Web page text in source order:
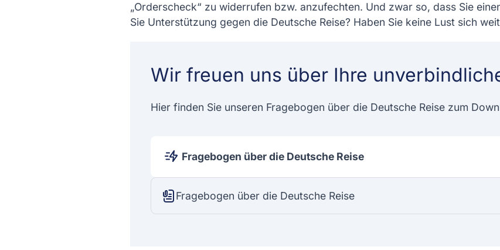
„Orderscheck“ zu widerrufen bzw. anzufechten. Und zwar so, dass Sie
Sie Unterstützung gegen die Deutsche Reise? Haben Sie keine Lust sich
Wir freuen uns über Ihre
Hier finden Sie unseren Fragebogen über die Deutsche Reise zum
Fragebogen über die Deutsche Reise
Fragebogen über die Deutsche Reise